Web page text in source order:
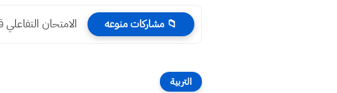
📁 مشاركات منوعه الامتحان التفاعلي
التربية